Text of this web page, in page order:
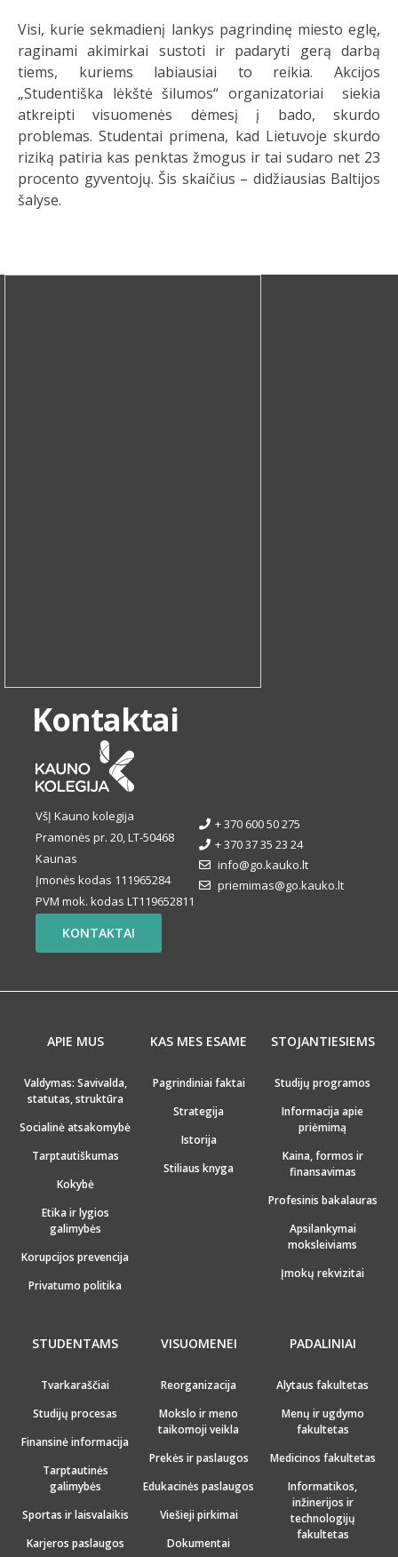
Visi, kurie sekmadienį lankys pagrindinę miesto eglę,
raginami akimirkai sustoti ir padaryti gerą darbą
tiems, kuriems labiausiai to reikia. Akcijos
„Studentiška lėkštė šilumos“ organizatoriai siekia
atkreipti visuomenės dėmesį į bado, skurdo
problemas. Studentai primena, kad Lietuvoje skurdo
riziką patiria kas penktas žmogus ir tai sudaro net 23
procento gyventojų. Šis skaičius – didžiausias Baltijos
šalyse.
Kontaktai
VšĮ Kauno kolegija
Pramonės pr. 20, LT-50468
Kaunas
Įmonės kodas 111965284
PVM mok. kodas LT119652811
+ 370 600 50 275
+ 370 37 35 23 24
info@go.kauko.lt
priemimas@go.kauko.lt
KONTAKTAI
APIE MUS
Valdymas: Savivalda,
statutas, struktūra
Socialinė atsakomybė
Tarptautiškumas
Kokybė
Etika ir lygios
galimybės
Korupcijos prevencija
Privatumo politika
KAS MES ESAME
Pagrindiniai faktai
Strategija
Istorija
Stiliaus knyga
STOJANTIESIEMS
Studijų programos
Informacija apie
priėmimą
Kaina, formos ir
finansavimas
Profesinis bakalauras
Apsilankymai
moksleiviams
Įmokų rekvizitai
STUDENTAMS
Tvarkaraščiai
Studijų procesas
Finansinė informacija
Tarptautinės
galimybės
Sportas ir laisvalaikis
Karjeros paslaugos
VISUOMENEI
Reorganizacija
Mokslo ir meno
taikomoji veikla
Prekės ir paslaugos
Edukacinės paslaugos
Viešieji pirkimai
Dokumentai
PADALINIAI
Alytaus fakultetas
Menų ir ugdymo
fakultetas
Medicinos fakultetas
Informatikos,
inžinerijos ir
technologijų
fakultetas